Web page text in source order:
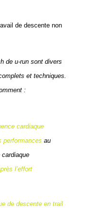
de descente non
de u-run sont divers
et techniques.
:
cardiaque
performances au
l’effort
de descente en trail